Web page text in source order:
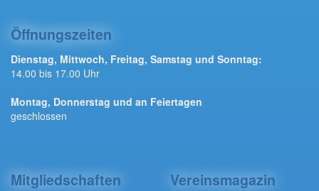
Öffnungszeiten
Dienstag, Mittwoch, Freitag, Samstag und Sonntag:
14.00 bis 17.00 Uhr
Montag, Donnerstag und an Feiertagen
geschlossen
Mitgliedschaften Vereinsmagazin